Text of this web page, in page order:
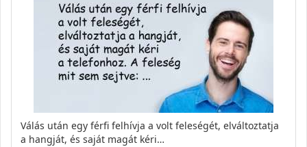
Válás után egy férfi felhívja a volt feleségét, elváltoztatja
a hangját, és saját magát kéri…